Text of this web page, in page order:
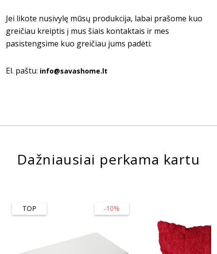
Jei likote nusivylę mūsų produkcija, labai prašome kuo
greičiau kreiptis į mus šiais kontaktais ir mes
pasistengsime kuo greičiau jums padėti:
El. paštu: info@savashome.lt
Dažniausiai perkama kartu
-10%
TOP